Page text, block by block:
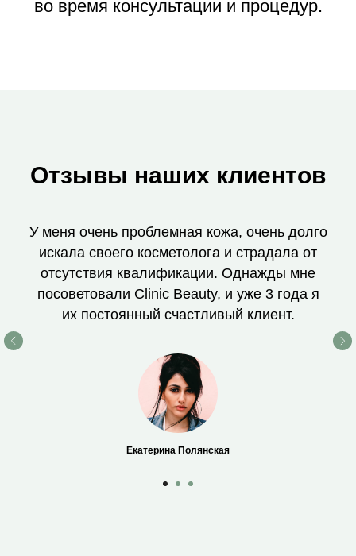
во время консультации и процедур.
Отзывы наших клиентов
У меня очень проблемная кожа, очень долго
искала своего косметолога и страдала от
отсутствия квалификации. Однажды мне
посоветовали Clinic Beauty, и уже 3 года я
их постоянный счастливый клиент.
Екатерина Полянская